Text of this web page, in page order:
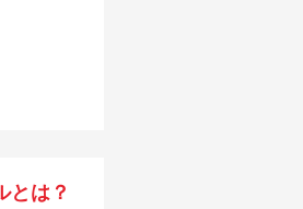
とは？